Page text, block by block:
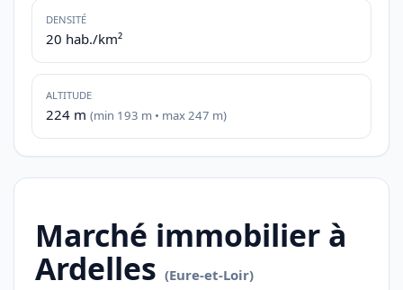
DENSITÉ
20 hab./km²
ALTITUDE
224 m (min 193 m • max 247 m)
Marché immobilier à
Ardelles (Eure-et-Loir)